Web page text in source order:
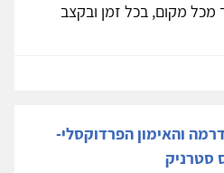
מקום, בכל זמן ובקצב
והאימון הפרדוקסלי-
סטרניק